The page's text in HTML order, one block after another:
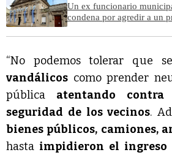
Un ex funcionario
condena por agredir a un
“No podemos tolerar que se
vandálicos como prender
pública atentando
seguridad de los vecinos.
bienes públicos, camiones,
hasta impidieron el ingreso